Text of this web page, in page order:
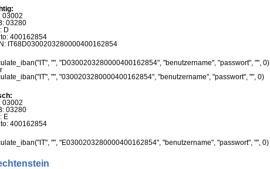
03002
03280
D
400162854
IT68D0300203280000400162854
"", "D0300203280000400162854", "benutzername", "passwort", "", 0)
"", "0300203280000400162854", "benutzername", "passwort", "", 0)
03002
03280
E
400162854
"", "E0300203280000400162854", "benutzername", "passwort", "", 0)